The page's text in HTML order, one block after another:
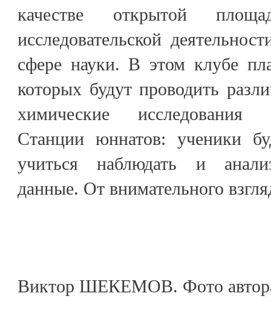
качестве открытой
исследовательской
сфере науки. В этом клубе
которых будут проводить
химические исследования
Станции юннатов: ученики
учиться наблюдать и
данные. От внимательного
Виктор ШЕКЕМОВ. Фото